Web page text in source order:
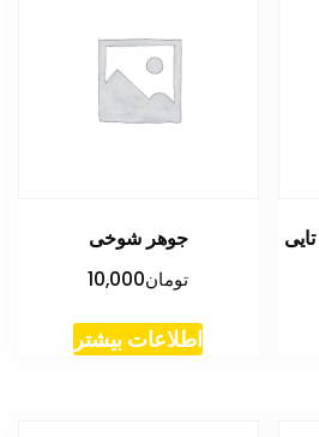
جوهر شوخی
تومان10,000
اطلاعات بیشتر